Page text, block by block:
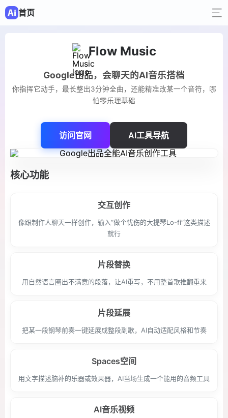
首页
Flow Music
Google出品，会聊天的AI音乐搭档
你指挥它动手，最长整出3分钟全曲，还能精准改某一个音符，哪
怕零乐理基础
访问官网 AI工具导航
核心功能
交互创作
像跟制作人聊天一样创作，输入“做个忧伤的大提琴Lo-fi”这类描述
就行
片段替换
用自然语言圈出不满意的段落，让AI重写，不用整首歌推翻重来
片段延展
把某一段钢琴前奏一键延展成整段副歌，AI自动适配风格和节奏
Spaces空间
用文字描述脑补的乐器或效果器，AI当场生成一个能用的音频工具
AI音乐视频